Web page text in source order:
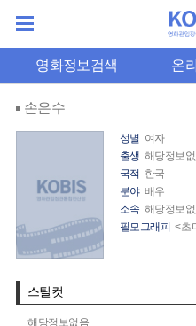
영화정보검색 온
손은수
성별 여자
출생 해당정보
국적 한국
분야 배우
소속 해당정보
필모그래피 <초
스틸컷
해당정보없음